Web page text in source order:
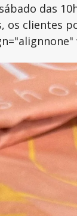
das
os clientes